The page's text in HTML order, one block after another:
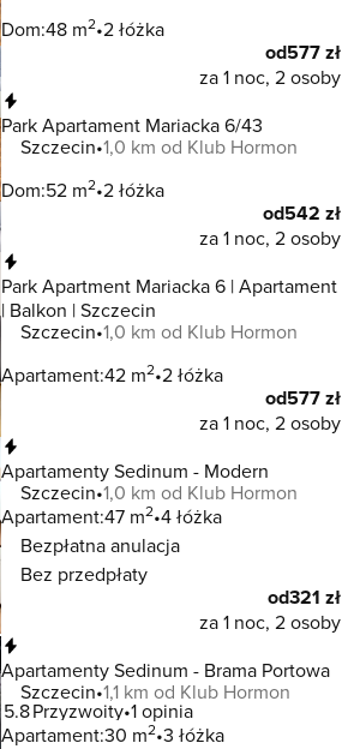
Dom:48 m2 2 łóżka
od577 zł
za 1 noc, 2 osoby
Park Apartament Mariacka 6/43
Szczecin 1,0 km od Klub Hormon
Dom:52 m2 2 łóżka
od542 zł
za 1 noc, 2 osoby
Park Apartment Mariacka 6 | Apartament
| Balkon | Szczecin
Szczecin 1,0 km od Klub Hormon
Apartament:42 m2 2 łóżka
od577 zł
za 1 noc, 2 osoby
Apartamenty Sedinum - Modern
Szczecin 1,0 km od Klub Hormon
Apartament:47 m2 4 łóżka
Bezpłatna anulacja
Bez przedpłaty
od321 zł
za 1 noc, 2 osoby
Apartamenty Sedinum - Brama Portowa
Szczecin 1,1 km od Klub Hormon
5.8Przyzwoity 1 opinia
Apartament:30 m2 3 łóżka